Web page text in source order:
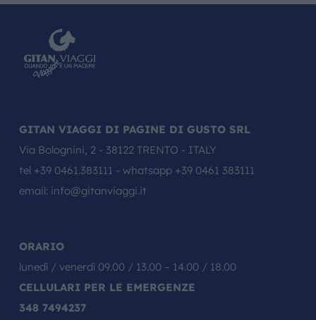
GITAN VIAGGI DI PAGINE DI GUSTO SRL
Via Bolognini, 2 - 38122 TRENTO - ITALY
tel +39 0461.383111 - whatsapp +39 0461 383111
email: info@gitanviaggi.it
ORARIO
lunedì / venerdì 09.00 / 13.00 – 14.00 / 18.00
CELLULARI PER LE EMERGENZE
348 7494237